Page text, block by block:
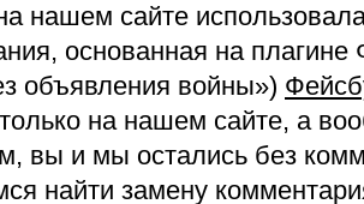
нашем сайте
основанная на
объявления войны»)
на нашем сайте, а
вы и мы остались без
найти замену